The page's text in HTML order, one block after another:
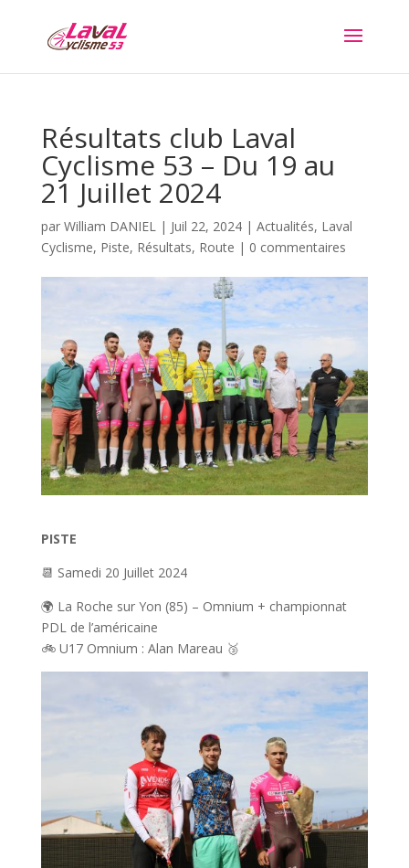
Résultats club Laval
Cyclisme 53 – Du 19 au
21 Juillet 2024
par William DANIEL| Juil 22, 2024| Actualités, Laval
Cyclisme, Piste, Résultats, Route | 0 commentaires
PISTE
📆 Samedi 20 Juillet 2024
🌍 La Roche sur Yon (85) – Omnium + championnat
PDL de l’américaine
🚲 U17 Omnium : Alan Mareau 🥉